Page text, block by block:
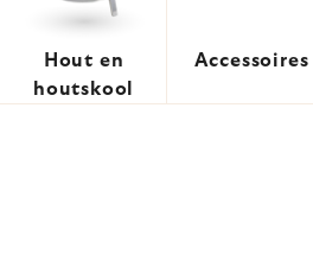
Hout en
houtskool
Accessoires